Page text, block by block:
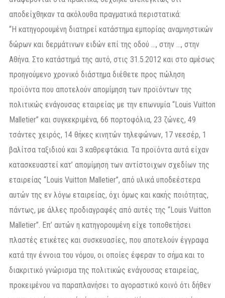
αποδείχθηκαν τα ακόλουθα πραγματικά περιστατικά:
“Η κατηγορουμένη διατηρεί κατάστημα εμπορίας αναμνηστικών
δώρων και δερμάτινων ειδών επί της οδού …, στην …, στην
Αθήνα. Στο κατάστημά της αυτό, στις 31.5.2012 και στο αμέσως
προηγούμενο χρονικό διάστημα διέθετε προς πώληση
προϊόντα που αποτελούν απομίμηση των προϊόντων της
πολιτικώς ενάγουσας εταιρείας με την επωνυμία “Louis Vuitton
Malletier” και συγκεκριμένα, 66 πορτοφόλια, 23 ζώνες, 49
τσάντες χειρός, 14 θήκες κινητών τηλεφώνων, 17 νεεσέρ, 1
βαλίτσα ταξιδιού και 3 καθρεφτάκια. Τα προϊόντα αυτά είχαν
κατασκευαστεί κατ’ απομίμηση των αντίστοιχων σχεδίων της
εταιρείας “Louis Vuitton Malletier”, από υλικά υποδεέστερα
αυτών της εν λόγω εταιρείας, όχι όμως και κακής ποιότητας,
πάντως, με άλλες προδιαγραφές από αυτές της “Louis Vuitton
Malletier”. Επ’ αυτών η κατηγορουμένη είχε τοποθετήσει
πλαστές ετικέτες και συσκευασίες, που αποτελούν έγγραφα
κατά την έννοια του νόμου, οι οποίες έφεραν το σήμα και το
διακριτικό γνώρισμα της πολιτικώς ενάγουσας εταιρείας,
προκειμένου να παραπλανήσει το αγοραστικό κοινό ότι δήθεν